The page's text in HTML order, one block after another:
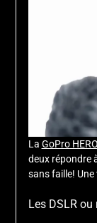
La GoPro
deux répondre
sans faille! Une
Les DSLR